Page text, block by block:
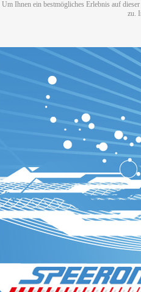
Um Ihnen ein bestmögliches Erlebnis auf
zu.